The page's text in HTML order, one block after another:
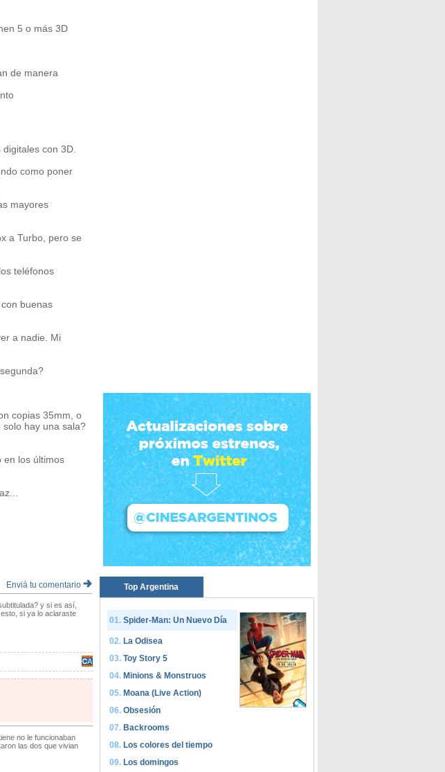
5 o más 3D
de manera
con 3D.
como poner
mayores
a Turbo, pero se
teléfonos
buenas
a nadie. Mi
copias 35mm, o
hay una sala?
en los últimos
Enviá tu comentario
y si es así,
si ya lo aclaraste
no le funcionaban
las dos que vivian
Top Argentina
Spider-Man: Un Nuevo Día
La Odisea
Toy Story 5
Minions & Monstruos
Moana (Live Action)
Obsesión
Backrooms
Los colores del tiempo
Los domingos